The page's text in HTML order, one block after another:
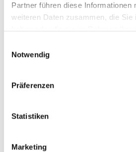
Partner führen diese Informationen
weiteren Daten zusammen, die Sie
Cookies, wenn Sie unsere
Notwendig
Präferenzen
Statistiken
Marketing